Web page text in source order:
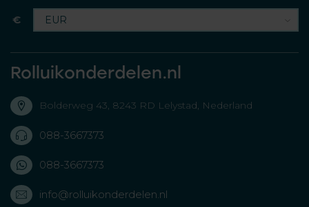
€
Rolluikonderdelen.nl
Bolderweg 43, 8243 RD Lelystad, Nederland
088-3667373
088-3667373
info@rolluikonderdelen.nl